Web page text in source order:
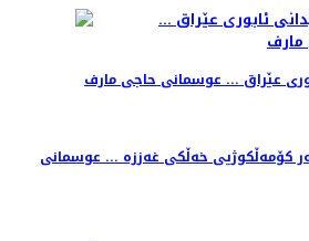
عێراق ... عوسمانی حاجی مارف
کۆمەڵکوژیی خەڵکی غەززە ... عوسمانی